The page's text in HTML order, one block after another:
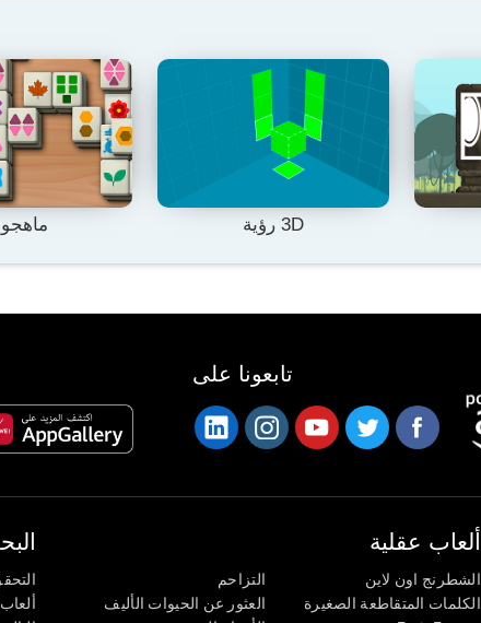
3D رؤية
تابعونا على
ألعاب عقلية
الشطرنج اون لاين
الكلمات المتقاطعة الصغيرة
التزاحم
العثور عن الحيوات الأليف